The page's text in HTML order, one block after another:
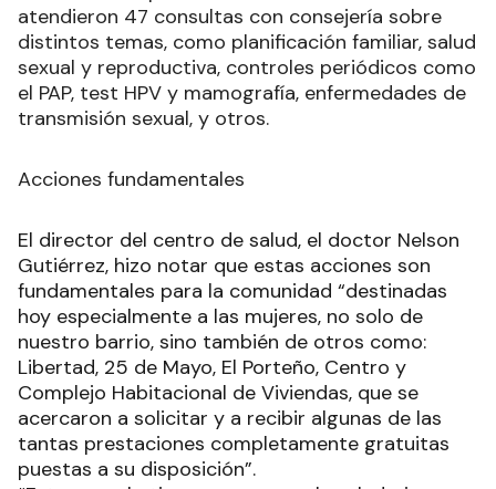
atendieron 47 consultas con consejería sobre
distintos temas, como planificación familiar, salud
sexual y reproductiva, controles periódicos como
el PAP, test HPV y mamografía, enfermedades de
transmisión sexual, y otros.
Acciones fundamentales
El director del centro de salud, el doctor Nelson
Gutiérrez, hizo notar que estas acciones son
fundamentales para la comunidad “destinadas
hoy especialmente a las mujeres, no solo de
nuestro barrio, sino también de otros como:
Libertad, 25 de Mayo, El Porteño, Centro y
Complejo Habitacional de Viviendas, que se
acercaron a solicitar y a recibir algunas de las
tantas prestaciones completamente gratuitas
puestas a su disposición”.